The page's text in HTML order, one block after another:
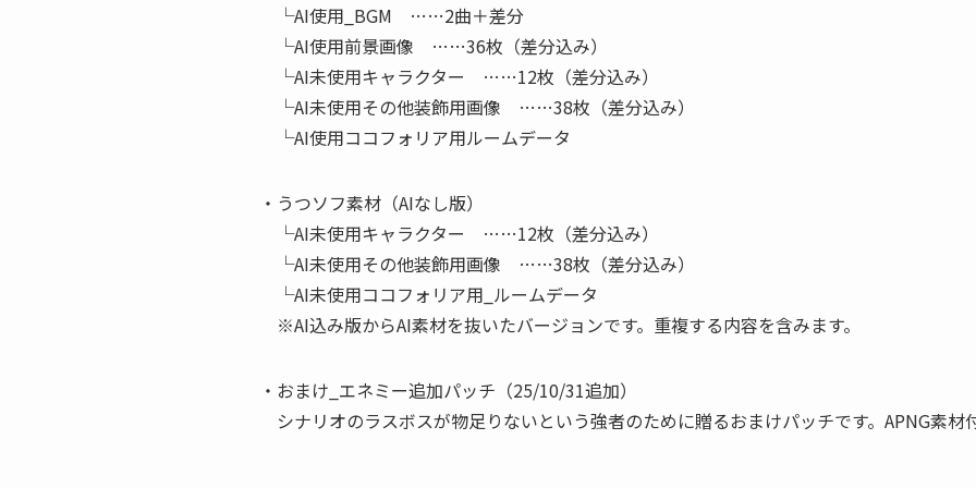
└AI使用_BGM ……2曲＋差分
└AI使用前景画像 ……36枚（差分込み）
└AI未使用キャラクター ……12枚（差分込み）
└AI未使用その他装飾用画像 ……38枚（差分込み）
└AI使用ココフォリア用ルームデータ
・うつソフ素材（AIなし版）
└AI未使用キャラクター ……12枚（差分込み）
└AI未使用その他装飾用画像 ……38枚（差分込み）
└AI未使用ココフォリア用_ルームデータ
※AI込み版からAI素材を抜いたバージョンです。重複する内容を含みます。
・おまけ_エネミー追加パッチ（25/10/31追加）
シナリオのラスボスが物足りないという強者のために贈るおまけパッチです。APNG素材